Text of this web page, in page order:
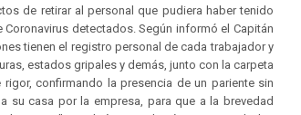
de retirar al personal que pudiera haber tenido
detectados. Según informó el Capitán
tienen el registro personal de cada trabajador y
estados gripales y demás, junto con la carpeta
confirmando la presencia de un pariente sin
su casa por la empresa, para que a la brevedad